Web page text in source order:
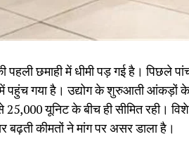
छमाही में धीमी पड़ गई है। पिछले
पहुंच गया है। उद्योग के शुरुआती आंकड़ों के
यूनिट के बीच ही सीमित रही।
बढ़ती कीमतों ने मांग पर असर डाला है।